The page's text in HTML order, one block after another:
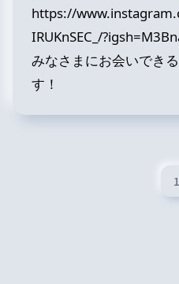
https://
IRUKnSEC_/
みなさまにお会いでき
す！
1